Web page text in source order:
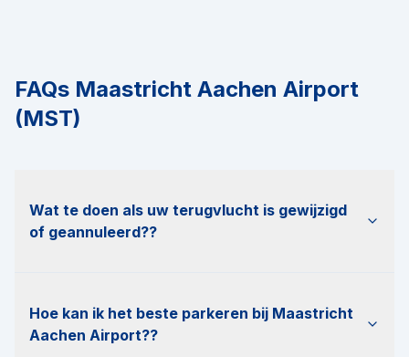
FAQs Maastricht Aachen Airport
(MST)
Wat te doen als uw terugvlucht is gewijzigd
of geannuleerd??
Hoe kan ik het beste parkeren bij Maastricht
Aachen Airport??